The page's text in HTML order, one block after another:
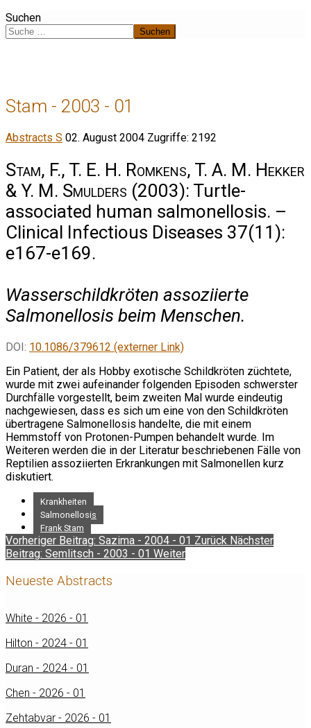
Suchen
Suchen
Stam - 2003 - 01
Abstracts S 02. August 2004 Zugriffe: 2192
Stam, F., T. E. H. Romkens, T. A. M. Hekker
& Y. M. Smulders (2003): Turtle-
associated human salmonellosis. –
Clinical Infectious Diseases 37(11):
e167-e169.
Wasserschildkröten assoziierte
Salmonellosis beim Menschen.
DOI: 10.1086/379612 (externer Link)
Ein Patient, der als Hobby exotische Schildkröten züchtete,
wurde mit zwei aufeinander folgenden Episoden schwerster
Durchfälle vorgestellt, beim zweiten Mal wurde eindeutig
nachgewiesen, dass es sich um eine von den Schildkröten
übertragene Salmonellosis handelte, die mit einem
Hemmstoff von Protonen-Pumpen behandelt wurde. Im
Weiteren werden die in der Literatur beschriebenen Fälle von
Reptilien assoziierten Erkrankungen mit Salmonellen kurz
diskutiert.
Krankheiten
Salmonellosis
Frank Stam
Vorheriger Beitrag: Sazima - 2004 - 01 Zurück Nächster
Beitrag: Semlitsch - 2003 - 01 Weiter
Neueste Abstracts
White - 2026 - 01
Hilton - 2024 - 01
Duran - 2024 - 01
Chen - 2026 - 01
Zehtabvar - 2026 - 01